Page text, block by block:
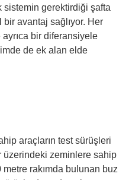
gerektirdiği şafta
avantaj sağlıyor. Her
bir diferansiyele
de ek alan elde
araçların test sürüşleri
üzerindeki zeminlere sahip
rakımda bulunan buz